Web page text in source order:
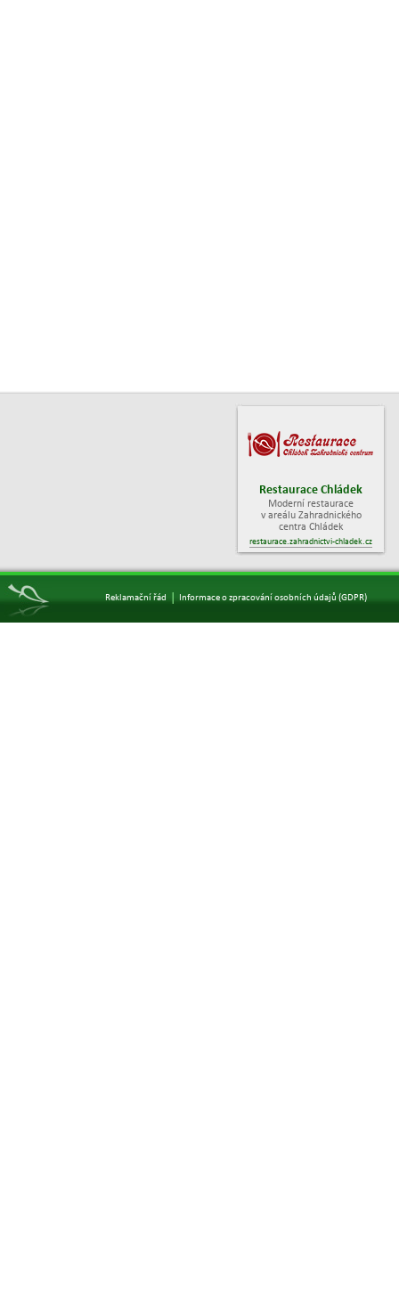
Restaurace Chládek
Moderní restaurace
v areálu Zahradnického
centra Chládek
restaurace.zahradnictvi-chladek.cz
Reklamační řád Informace o zpracování osobních údajů (GDPR)